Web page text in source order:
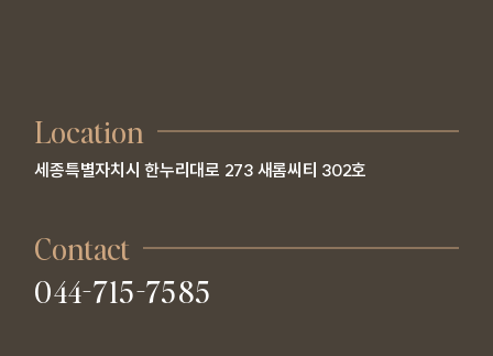
Location
세종특별자치시 한누리대로 273 새롬씨티 302호
Contact
044-715-7585